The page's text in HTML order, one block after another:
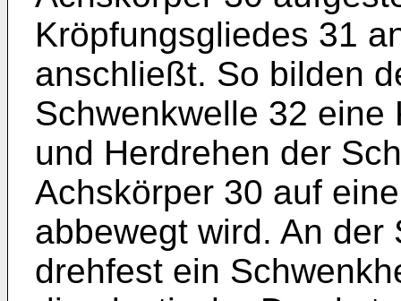
Kröpfungsgliedes 31
anschließt. So bilden
Schwenkwelle 32 eine
und Herdrehen der
Achskörper 30 auf
abbewegt wird. An
drehfest ein